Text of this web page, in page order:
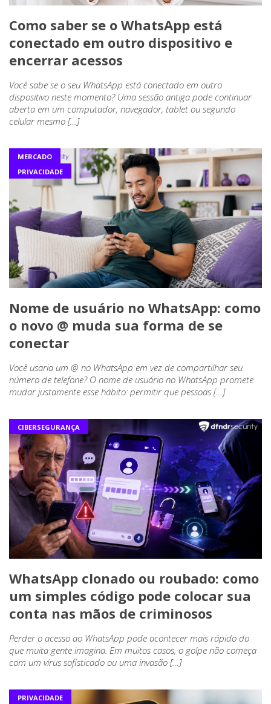
Como saber se o WhatsApp está
conectado em outro dispositivo e
encerrar acessos
Você sabe se o seu WhatsApp está conectado em outro
dispositivo neste momento? Uma sessão antiga pode continuar
aberta em um computador, navegador, tablet ou segundo
celular mesmo […]
MERCADO
PRIVACIDADE
Nome de usuário no WhatsApp: como
o novo @ muda sua forma de se
conectar
Você usaria um @ no WhatsApp em vez de compartilhar seu
número de telefone? O nome de usuário no WhatsApp promete
mudar justamente esse hábito: permitir que pessoas […]
CIBERSEGURANÇA
WhatsApp clonado ou roubado: como
um simples código pode colocar sua
conta nas mãos de criminosos
Perder o acesso ao WhatsApp pode acontecer mais rápido do
que muita gente imagina. Em muitos casos, o golpe não começa
com um vírus sofisticado ou uma invasão […]
PRIVACIDADE